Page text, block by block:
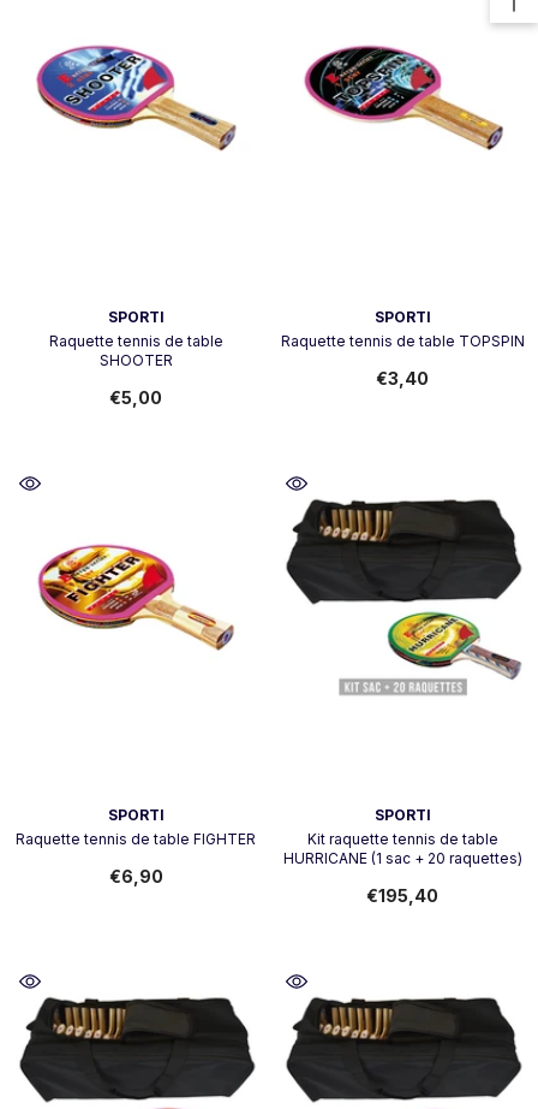
SPORTI
Raquette tennis de table
SHOOTER
€5,00
SPORTI
Raquette tennis de table TOPSPIN
€3,40
SPORTI
Raquette tennis de table FIGHTER
€6,90
SPORTI
Kit raquette tennis de table
HURRICANE (1 sac + 20 raquettes)
€195,40